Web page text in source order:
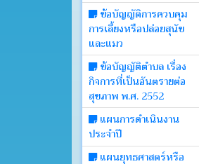
ข้อบัญญัติการควบคุม
การเลี้ยงหรือปล่อยสุนัข
และแมว
ข้อบัญญัติตำบล เรื่อง
กิจการที่เป็นอันตรายต่อ
สุขภาพ พ.ศ. 2552
แผนการดำเนินงาน
ประจำปี
แผนยุทธศาสตร์หรือ